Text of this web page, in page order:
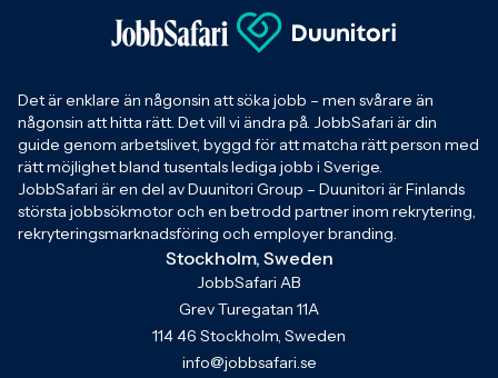
Det är enklare än någonsin att söka jobb – men svårare än
någonsin att hitta rätt. Det vill vi ändra på. JobbSafari är din
guide genom arbetslivet, byggd för att matcha rätt person med
rätt möjlighet bland tusentals lediga jobb i Sverige.
JobbSafari är en del av Duunitori Group – Duunitori är Finlands
största jobbsökmotor och en betrodd partner inom rekrytering,
rekryteringsmarknadsföring och employer branding.
Stockholm, Sweden
JobbSafari AB
Grev Turegatan 11A
114 46 Stockholm, Sweden
info@jobbsafari.se